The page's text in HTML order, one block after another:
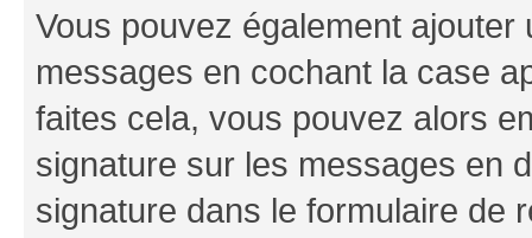
Vous pouvez également
messages en cochant la case
faites cela, vous pouvez alors
signature sur les messages en
signature dans le formulaire de